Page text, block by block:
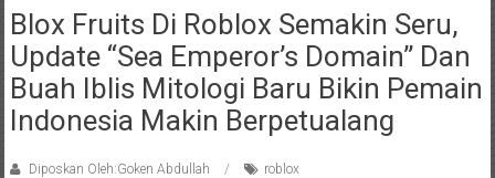
Blox Fruits Di Roblox Semakin Seru,
Update “Sea Emperor’s Domain” Dan
Buah Iblis Mitologi Baru Bikin Pemain
Indonesia Makin Berpetualang
Diposkan Oleh:Goken Abdullah roblox